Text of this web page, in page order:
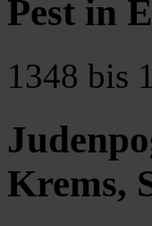
Pest in
1348 bis
Krems,